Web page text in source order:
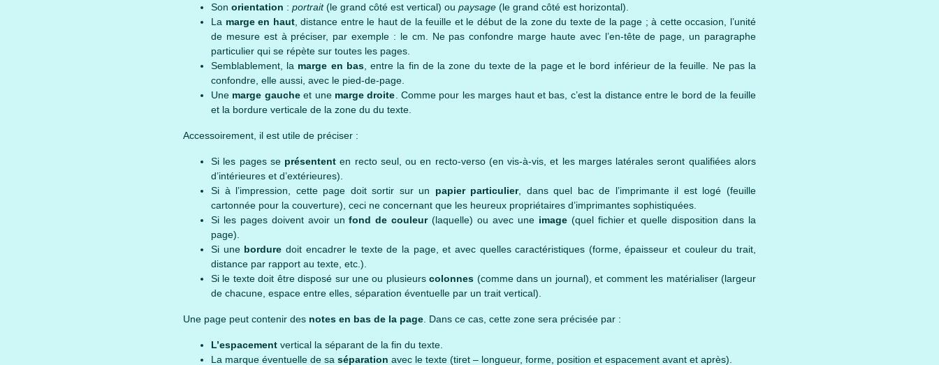
Son orientation : portrait(le grand côté est vertical) ou paysage (le grand côté est horizontal).
La marge en haut, distance entre le haut de la feuille et le début de la zone du texte de la page ; à cette occasion, l’unité
de mesure est à préciser, par exemple : le cm. Ne pas confondre marge haute avec l’en-tête de page, un paragraphe
particulier qui se répète sur toutes les pages.
Semblablement, la marge en bas , entre la fin de la zone du texte de la page et le bord inférieur de la feuille. Ne pas la
confondre, elle aussi, avec le pied-de-page.
Une marge gaucheet une marge droite . Comme pour les marges haut et bas, c’est la distance entre le bord de la feuille
et la bordure verticale de la zone du du texte.
Accessoirement, il est utile de préciser :
Si les pages se présentent en recto seul, ou en recto-verso (en vis-à-vis, et les marges latérales seront qualifiées alors
d’intérieures et d’extérieures).
Si à l’impression, cette page doit sortir sur un papier particulier, dans quel bac de l’imprimante il est logé (feuille
cartonnée pour la couverture), ceci ne concernant que les heureux propriétaires d’imprimantes sophistiquées.
Si les pages doivent avoir unfond de couleur(laquelle) ou avec une image(quel fichier et quelle disposition dans la
page).
Si une bordure doit encadrer le texte de la page, et avec quelles caractéristiques (forme, épaisseur et couleur du trait,
distance par rapport au texte, etc.).
Si le texte doit être disposé sur une ou plusieurscolonnes (comme dans un journal), et comment les matérialiser (largeur
de chacune, espace entre elles, séparation éventuelle par un trait vertical).
Une page peut contenir des notes en bas de la page . Dans ce cas, cette zone sera précisée par :
L’espacement vertical la séparant de la fin du texte.
La marque éventuelle de sa séparation avec le texte (tiret – longueur, forme, position et espacement avant et après).